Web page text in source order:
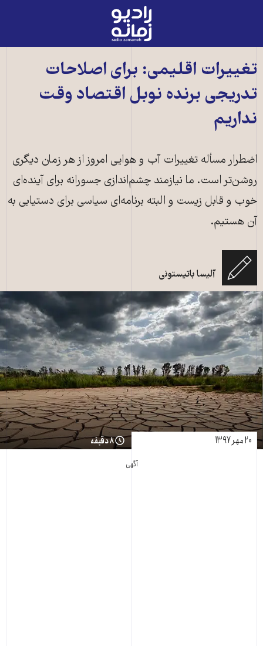
رادیو
زمانه
صفحه
اصلی
تغییرات اقلیمی: برای اصلاحات
تدریجی برنده نوبل اقتصاد وقت
نداریم
اضطرار مسأله تغییرات آب و هوایی امروز از هر زمان دیگری
روشن‌تر است. ما نیازمند چشم‌اندازی جسورانه برای آینده‌ای
خوب و قابل زیست و البته برنامه‌ای سیاسی برای دستیابی به
آن هستیم.
آلیسا باتیستونی
۲۰ مهر ۱۳۹۷ ۸ دقیقه
آگهی